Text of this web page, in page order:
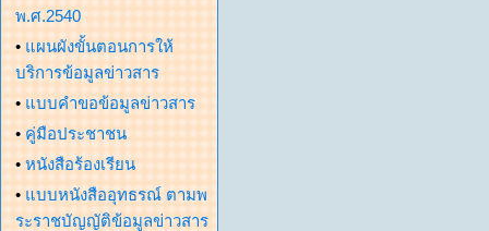
พ.ศ.2540
• แผนผังขั้นตอนการให้
บริการข้อมูลข่าวสาร
• แบบคำขอข้อมูลข่าวสาร
• คู่มือประชาชน
• หนังสือร้องเรียน
• แบบหนังสืออุทธรณ์ ตามพ
ระราชบัญญัติข้อมูลข่าวสาร